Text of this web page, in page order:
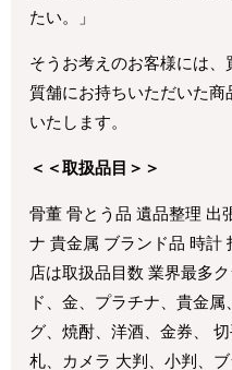
たい。」
そうお考えのお客様には
質舗にお持ちいただいた
いたします。
＜＜取扱品目＞＞
骨董 骨とう品 遺品整理 出
ナ 貴金属 ブランド品 時計
店は取扱品目数 業界最多
ド、金、プラチナ、貴金
グ、焼酎、洋酒、金券、
札、カメラ 大判、小判、